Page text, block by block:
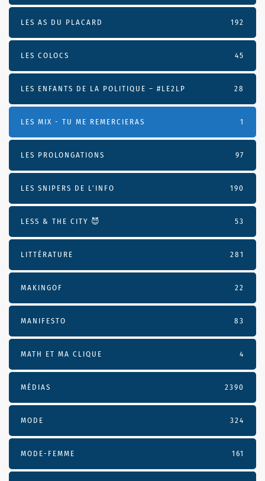
LES AS DU PLACARD 192
LES COLOCS 45
LES ENFANTS DE LA POLITIQUE – #LE2LP 28
LES MIX - TU ME REMERCIERAS 1
LES PROLONGATIONS 97
LES SNIPERS DE L’INFO 190
LESS & THE CITY 😈 53
LITTÉRATURE 281
MAKINGOF 22
MANIFESTO 83
MATH ET MA CLIQUE 4
MÉDIAS 2390
MODE 324
MODE-FEMME 161